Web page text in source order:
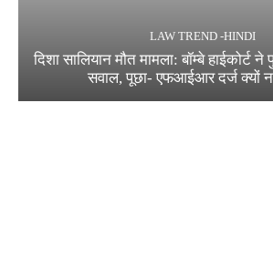
LAW TREND -HINDI
दिशा सालियान मौत मामला: बॉम्बे हाईकोर्ट
सवाल, पूछा- एफआईआर दर्ज क्यों